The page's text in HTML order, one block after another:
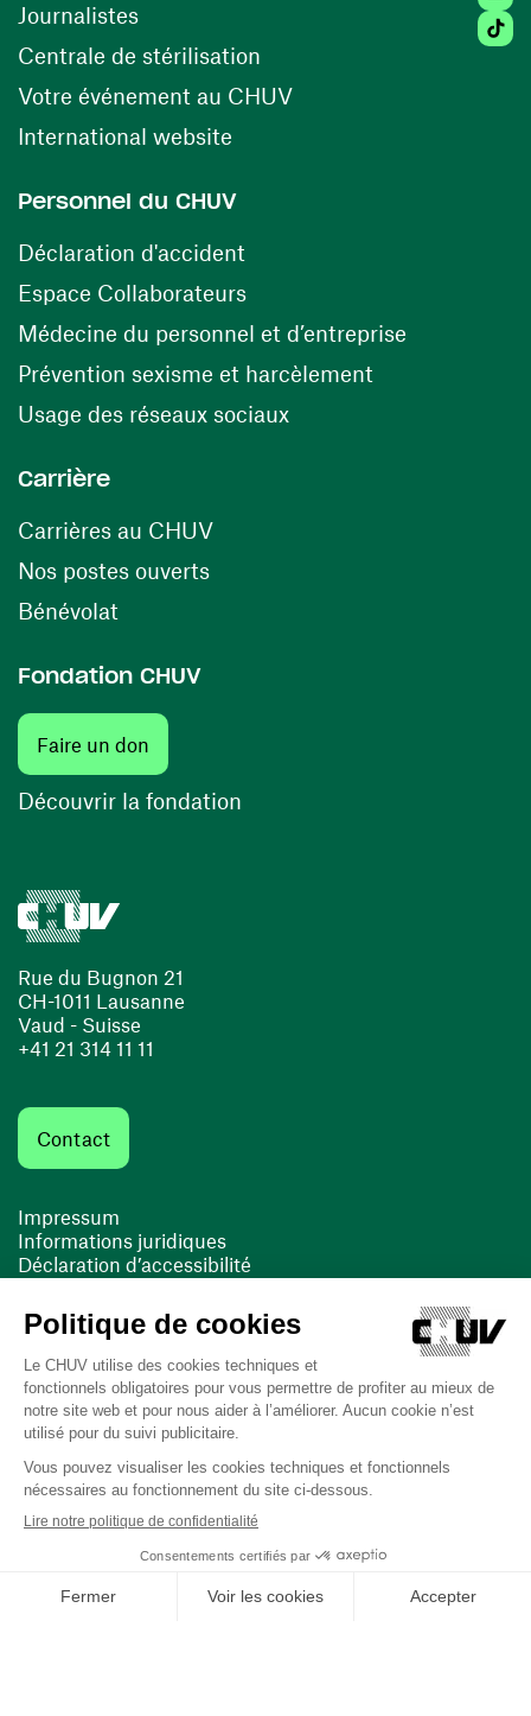
Rue du Bugnon 21
CH-1011 Lausanne
Vaud - Suisse
+41 21 314 11 11
Contact
Impressum
Informations juridiques
Déclaration d’accessibilité
Cookies
(ouvre une nouvelle fenêtre)
(ouvre une nouvelle fenêtre)
Dernière mise à jour le 13/08/2025 à 10:19
Journalistes
Centrale de stérilisation (ouvre une nouvelle
Votre événement au CHUV(ouvre une nouvelle
International website
Personnel du CHUV
Déclaration d'accident
Espace Collaborateurs(ouvre une nouvelle fenêtre)
Médecine du personnel et d’entreprise
Prévention sexisme et harcèlement
Usage des réseaux sociaux(ouvre une nouvelle
Carrière
Carrières au CHUV(ouvre une nouvelle fenêtre)
Nos postes ouverts(ouvre une nouvelle fenêtre)
Bénévolat
Fondation CHUV
Faire un don
Découvrir la fondation